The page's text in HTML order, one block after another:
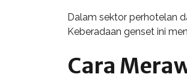
Dalam sektor perhotelan
Keberadaan genset ini
Cara